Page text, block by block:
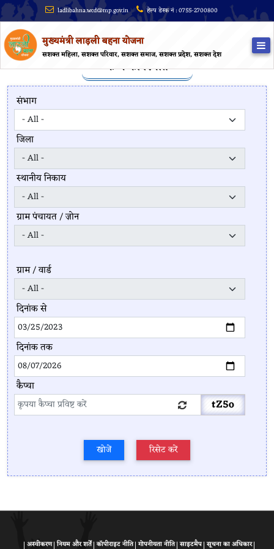
ladlibahna.wcd@mp.gov.in हेल्प डेस्क नं : 0755-2700800
मुख्यमंत्री लाड़ली बहना योजना
सशक्त महिला, सशक्त परिवार, सशक्त समाज, सशक्त प्रदेश, सशक्त देश
कैम्प की स्थिति
संभाग
जिला
स्थानीय निकाय
ग्राम पंचायत / ज़ोन
ग्राम / वार्ड
दिनांक से
दिनांक तक
कैप्चा
tZ5o
अस्वीकरण नियम और शर्तें कॉपीराइट नीति गोपनीयता नीति साइटमैप सूचना का अधिकार